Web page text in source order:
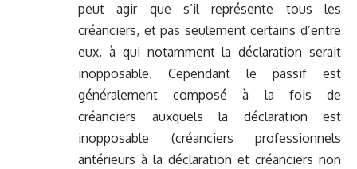
peut agir que s’il représente tous les
créanciers, et pas seulement certains d’entre
eux, à qui notamment la déclaration serait
inopposable. Cependant le passif est
généralement composé à la fois de
créanciers auxquels la déclaration est
inopposable (créanciers professionnels
antérieurs à la déclaration et créanciers non